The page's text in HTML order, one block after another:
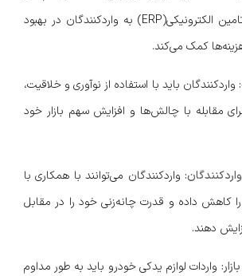
مدیریت زنجیره تامین الکترونیکی(ERP) به واردکنندگان در بهبود
کمک می‌کند.
واردکنندگان باید با استفاده از نوآوری و خلاقیت،
مقابله با چالش‌ها و افزایش سهم بازار خود
واردکنندگان می‌توانند با همکاری با
را کاهش داده و قدرت چانه‌زنی خود را در مقابل
دهند.
واردات لوازم یدکی خودرو باید به طور مداوم